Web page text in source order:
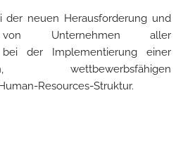
der neuen Herausforderung und
von Unternehmen aller
bei der Implementierung einer
wettbewerbsfähigen
Resources-Struktur.